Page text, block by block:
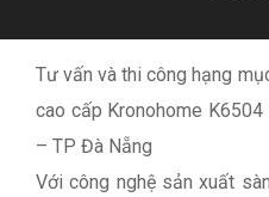
Tư vấn và thi công hạng
cao cấp Kronohome
– TP Đà Nẵng
Với công nghệ sản xuất